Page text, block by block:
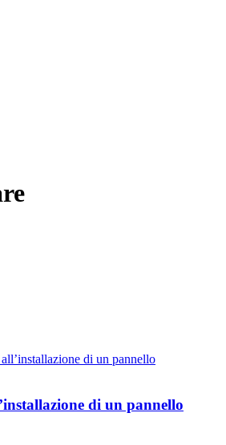
di un pannello